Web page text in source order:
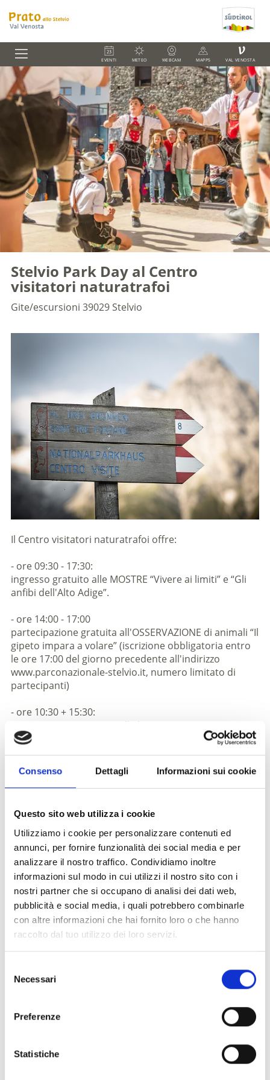
Consenso Dettagli Informazioni sui cookie
Questo sito web utilizza i cookie
Utilizziamo i cookie per personalizzare contenuti ed
annunci, per fornire funzionalità dei social media e per
analizzare il nostro traffico. Condividiamo inoltre
informazioni sul modo in cui utilizzi il nostro sito con i
nostri partner che si occupano di analisi dei dati web,
pubblicità e social media, i quali potrebbero combinarle
con altre informazioni che hai fornito loro o che hanno
raccolto dal tuo utilizzo dei loro servizi.
delNecessari
Preferenze
Statistiche
EVENTI METEO WEBCAM MAPPS
V
VAL VENOSTA
Stelvio Park Day al Centro
visitatori naturatrafoi
Gite/escursioni 39029 Stelvio
Il Centro visitatori naturatrafoi offre:
- ore 09:30 - 17:30:
ingresso gratuito alle MOSTRE “Vivere ai limiti” e “Gli
anfibi dell'Alto Adige”.
- ore 14:00 - 17:00
partecipazione gratuita all'OSSERVAZIONE di animali “Il
gipeto impara a volare” (iscrizione obbligatoria entro
le ore 17:00 del giorno precedente all'indirizzo
www.parconazionale-stelvio.it, numero limitato di
partecipanti)
- ore 10:30 + 15:30:
partecipazione gratuita alla breve VISITA GUIDATA
“Trucchi in alta montagna - il gipeto mostra come si fa”
(iscrizione non obbligatoria, numero limitato di 10
partecipanti)
Lo Stelvio PARK Day è una giornata d'azione che si
aquaprad, avimundus, culturamartell, lahnersäge e
naturatrafoi del Parco Nazionale dello Stelvio in
occasione della Giornata europea dei parchi!.
Il programma per tutti i centri visitatori è disponibile
online:
www.parconazionale-stelvio.it
Per alcuni eventi del programma di supporto è
richiesta l'iscrizione.
Informazioni
stelvio.it/it/esperienze/eventi.html
Iscrizione richiesta
animali